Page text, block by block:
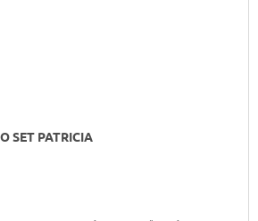
SET PATRICIA